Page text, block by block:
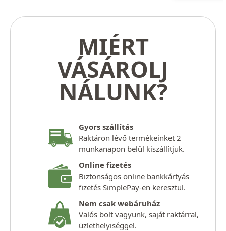
MIÉRT
VÁSÁROLJ
NÁLUNK?
Gyors szállítás
Raktáron lévő termékeinket 2
munkanapon belül kiszállítjuk.
Online fizetés
Biztonságos online bankkártyás
fizetés SimplePay-en keresztül.
Nem csak webáruház
Valós bolt vagyunk, saját raktárral,
üzlethelyiséggel.